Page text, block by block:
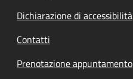
Dichiarazione di accessibilità
Contatti
Prenotazione appuntamento